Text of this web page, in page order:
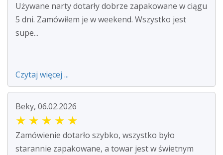
Używane narty dotarły dobrze zapakowane w ciągu
5 dni. Zamówiłem je w weekend. Wszystko jest
supe...
Czytaj więcej ...
Beky, 06.02.2026
★ ★ ★ ★ ★
Zamówienie dotarło szybko, wszystko było
starannie zapakowane, a towar jest w świetnym